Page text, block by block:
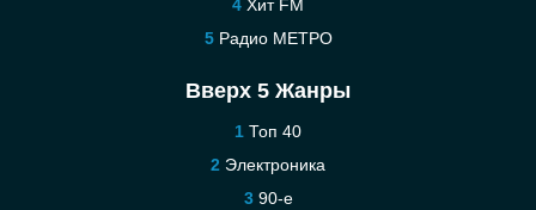
Хит FM
Радио МЕТРО
Вверх 5 Жанры
Топ 40
Электроника
90-е